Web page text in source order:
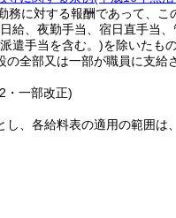
務に対する報酬であって、
給、夜勤手当、宿日直手当
遣手当を含む。)を除いたも
全部又は一部が職員に支
・一部改正)
、各給料表の適用の範囲は